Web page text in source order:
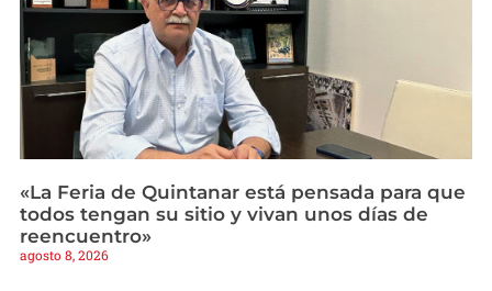
«La Feria de Quintanar está pensada para que
todos tengan su sitio y vivan unos días de
reencuentro»
agosto 8, 2026